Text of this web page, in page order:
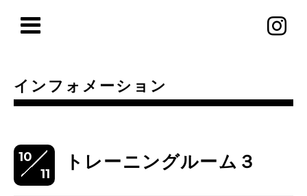
インフォメーション
10
11
トレーニングルーム３